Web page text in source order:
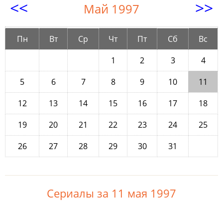
<< Май 1997 >>
Пн Вт Ср Чт Пт Сб
Вс
1
2 3
4
5
6 7 8 9 10
11
12
13 14 15 16 17
18
19
20 21 22 23 24
25
26
27 28 29 30 31
Сериалы за 11 мая 1997